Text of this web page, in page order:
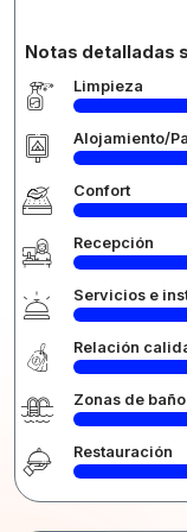
Notas detalladas
Limpieza
Alojamiento/
Confort
Recepción
Servicios e
Relación
Zonas de baño
Restauración